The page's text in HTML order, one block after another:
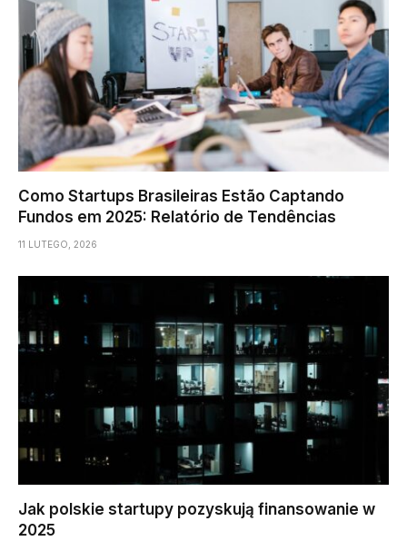
Como Startups Brasileiras Estão Captando
Fundos em 2025: Relatório de Tendências
11 LUTEGO, 2026
Jak polskie startupy pozyskują finansowanie w
2025